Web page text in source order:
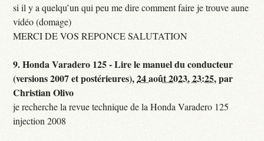
si il y a quelqu’un qui peu me dire comment faire je trouve aune
vidéo (domage)
MERCI DE VOS REPONCE SALUTATION
9.Honda Varadero 125 - Lire le manuel du conducteur
(versions 2007 et postérieures),24 août 2023, 23:25,par
Christian Olivo
je recherche la revue technique de la Honda Varadero 125
injection 2008